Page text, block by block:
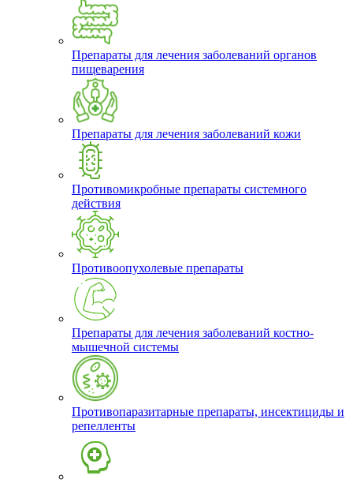
Препараты для лечения заболеваний органов
пищеварения
Препараты для лечения заболеваний кожи
Противомикробные препараты системного
действия
Противоопухолевые препараты
Препараты для лечения заболеваний костно-
мышечной системы
Противопаразитарные препараты, инсектициды и
репелленты